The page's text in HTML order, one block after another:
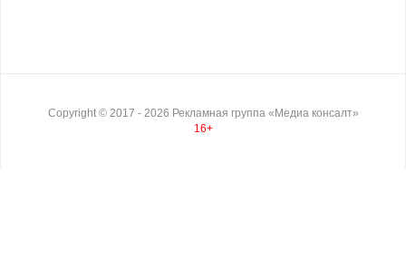
Copyright © 2017 - 2026 Рекламная группа «Медиа консалт»
16+